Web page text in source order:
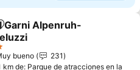
a favoritos
Garni Alpenruh-
bueno
231
km de: Parque de atracciones en la